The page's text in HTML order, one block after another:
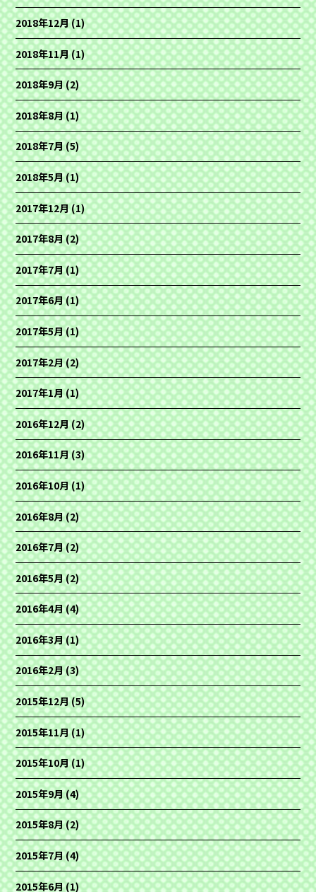
2018年12月(1)
2018年11月(1)
2018年9月(2)
2018年8月(1)
2018年7月(5)
2018年5月(1)
2017年12月(1)
2017年8月(2)
2017年7月(1)
2017年6月(1)
2017年5月(1)
2017年2月(2)
2017年1月(1)
2016年12月(2)
2016年11月(3)
2016年10月(1)
2016年8月(2)
2016年7月(2)
2016年5月(2)
2016年4月(4)
2016年3月(1)
2016年2月(3)
2015年12月(5)
2015年11月(1)
2015年10月(1)
2015年9月(4)
2015年8月(2)
2015年7月(4)
2015年6月(1)